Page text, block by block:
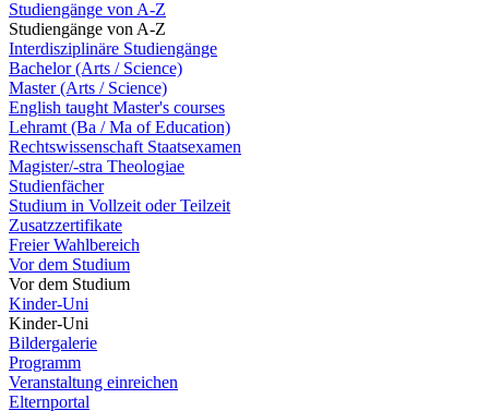
Studiengänge von A-Z
Studiengänge von A-Z
Interdisziplinäre Studiengänge
Bachelor (Arts / Science)
Master (Arts / Science)
English taught Master's courses
Lehramt (Ba / Ma of Education)
Rechtswissenschaft Staatsexamen
Magister/-stra Theologiae
Studienfächer
Studium in Vollzeit oder Teilzeit
Zusatzzertifikate
Freier Wahlbereich
Vor dem Studium
Vor dem Studium
Kinder-Uni
Kinder-Uni
Bildergalerie
Programm
Veranstaltung einreichen
Elternportal